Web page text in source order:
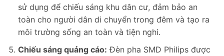
sử dụng để chiếu sáng khu dân cư, đảm bảo an
toàn cho người dân di chuyển trong đêm và tạo ra
môi trường sống an toàn và tiện nghi.
Chiếu sáng quảng cáo: Đèn pha SMD Philips được